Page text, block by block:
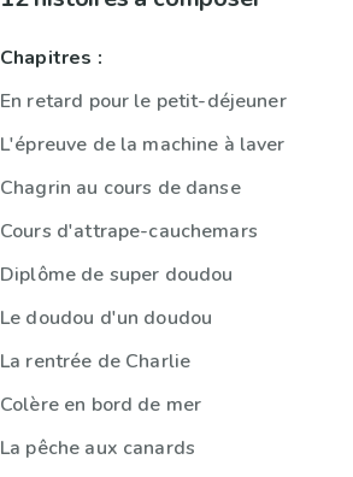
Chapitres :
En retard pour le petit-déjeuner
L'épreuve de la machine à laver
Chagrin au cours de danse
Cours d'attrape-cauchemars
Diplôme de super doudou
Le doudou d'un doudou
La rentrée de Charlie
Colère en bord de mer
La pêche aux canards